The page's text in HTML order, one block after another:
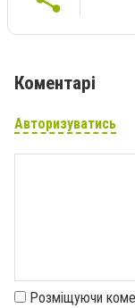
Коментарі
Авторизуватись
Розміщуючи